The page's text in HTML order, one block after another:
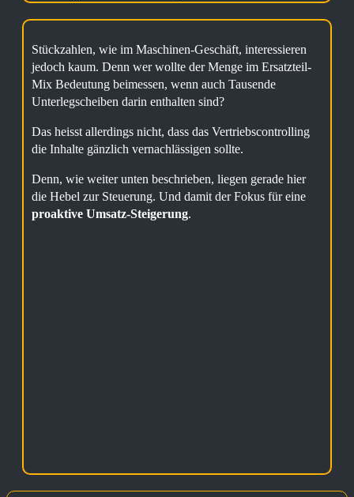
Stückzahlen, wie im Maschinen-Geschäft, interessieren
jedoch kaum. Denn wer wollte der Menge im Ersatzteil-
Mix Bedeutung beimessen, wenn auch Tausende
Unterlegscheiben darin enthalten sind?
Das heisst allerdings nicht, dass das Vertriebscontrolling
die Inhalte gänzlich vernachlässigen sollte.
Denn, wie weiter unten beschrieben, liegen gerade hier
die Hebel zur Steuerung. Und damit der Fokus für eine
proaktive Umsatz-Steigerung.